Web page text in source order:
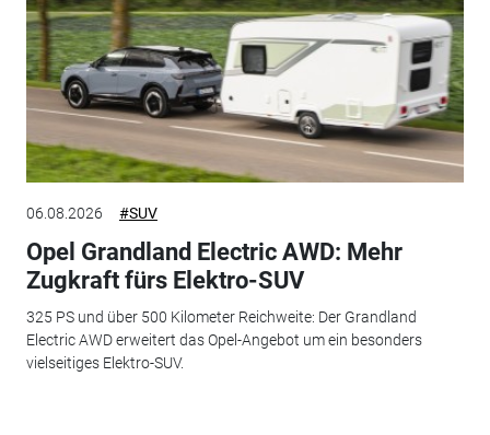
06.08.2026 #SUV
Opel Grandland Electric AWD: Mehr
Zugkraft fürs Elektro-SUV
325 PS und über 500 Kilometer Reichweite: Der Grandland
Electric AWD erweitert das Opel-Angebot um ein besonders
vielseitiges Elektro-SUV.